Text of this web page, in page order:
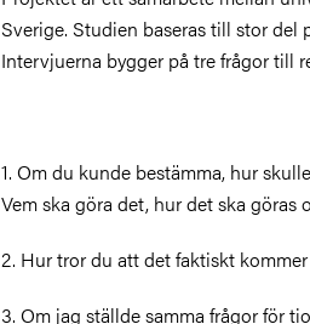
Sverige. Studien baseras till stor del
Intervjuerna bygger på tre frågor till
1. Om du kunde bestämma, hur
Vem ska göra det, hur det ska göras
2. Hur tror du att det faktiskt
3. Om jag ställde samma frågor för